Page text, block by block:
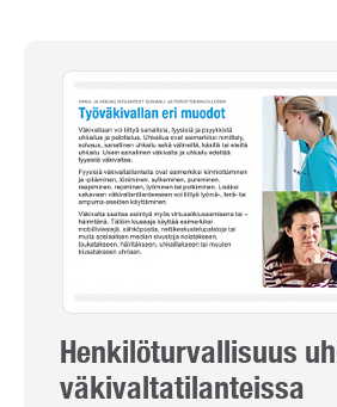
Henkilöturvallisuus
väkivaltatilanteissa